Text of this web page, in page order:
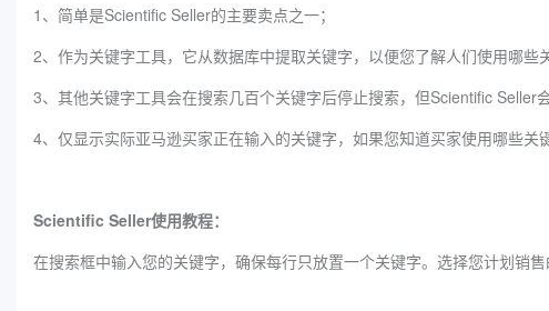
1、简单是Scientific Seller的主要卖点之一；
2、作为关键字工具，它从数据库中提取关键字，以便您了解人们使用哪些
3、其他关键字工具会在搜索几百个关键字后停止搜索，但Scientific Seller
4、仅显示实际亚马逊买家正在输入的关键字，如果您知道买家使用哪些关
Scientific Seller使用教程：
在搜索框中输入您的关键字，确保每行只放置一个关键字。选择您计划销售